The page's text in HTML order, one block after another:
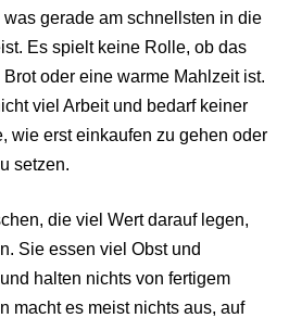
was gerade am schnellsten in die
Es spielt keine Rolle, ob das
oder eine warme Mahlzeit ist.
viel Arbeit und bedarf keiner
wie erst einkaufen zu gehen oder
setzen.
die viel Wert darauf legen,
Sie essen viel Obst und
halten nichts von fertigem
macht es meist nichts aus, auf